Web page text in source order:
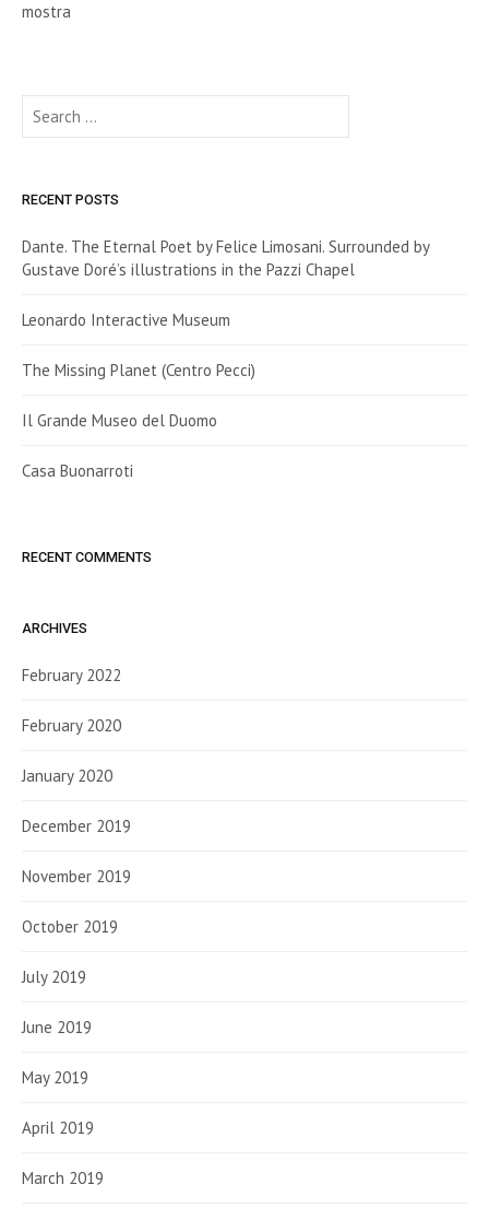
mostra
Search
for:
RECENT POSTS
Dante. The Eternal Poet by Felice Limosani. Surrounded by
Gustave Doré’s illustrations in the Pazzi Chapel
Leonardo Interactive Museum
The Missing Planet (Centro Pecci)
Il Grande Museo del Duomo
Casa Buonarroti
RECENT COMMENTS
ARCHIVES
February 2022
February 2020
January 2020
December 2019
November 2019
October 2019
July 2019
June 2019
May 2019
April 2019
March 2019